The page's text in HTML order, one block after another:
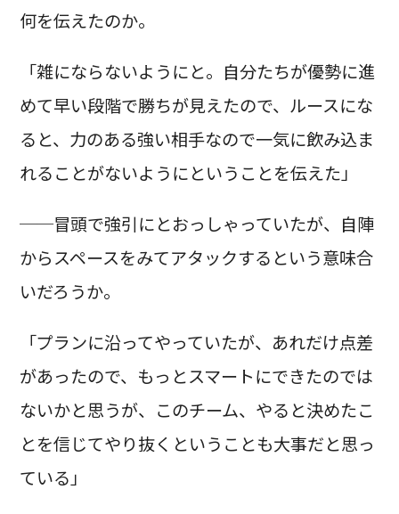
何を伝えたのか。
「雑にならないようにと。自分たちが優勢に進
めて早い段階で勝ちが見えたので、ルースにな
ると、力のある強い相手なので一気に飲み込ま
れることがないようにということを伝えた」
──冒頭で強引にとおっしゃっていたが、自陣
からスペースをみてアタックするという意味合
いだろうか。
「プランに沿ってやっていたが、あれだけ点差
があったので、もっとスマートにできたのでは
ないかと思うが、このチーム、やると決めたこ
とを信じてやり抜くということも大事だと思っ
ている」